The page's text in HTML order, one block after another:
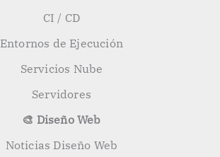
CI / CD
Entornos de Ejecución
Servicios Nube
Servidores
🎨 Diseño Web
Noticias Diseño Web